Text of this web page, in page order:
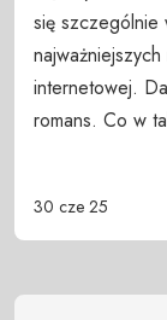
się szczególnie
internetowej.
romans. Co w
30 cze 25